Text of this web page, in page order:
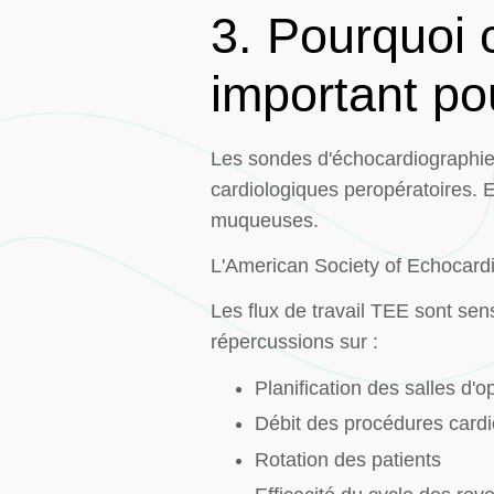
3. Pourquoi
important
Les sondes
cardiologiques peropératoires.
muqueuses.
L'American Society of
Les flux de travail TEE sont
répercussions sur :
Planification des salles
Débit des procédures
Rotation des patients